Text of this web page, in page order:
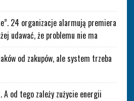
24 organizacje alarmują premiera
udawać, że problemu nie ma
od zakupów, ale system trzeba
A od tego zależy zużycie energii